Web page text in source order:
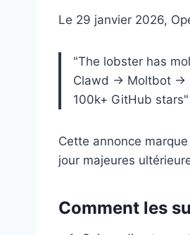
Le 29 janvier 2026,
"The lobster has
Clawd → Moltbot →
100k+ GitHub stars"
Cette annonce
jour majeures
Comment les